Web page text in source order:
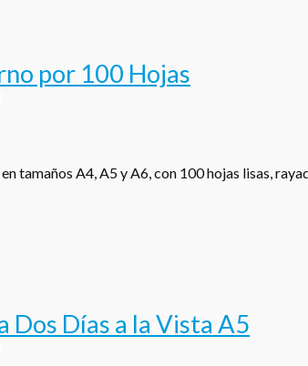
por 100 Hojas
tamaños A4, A5 y A6, con 100 hojas lisas,
Dos Días a la Vista A5